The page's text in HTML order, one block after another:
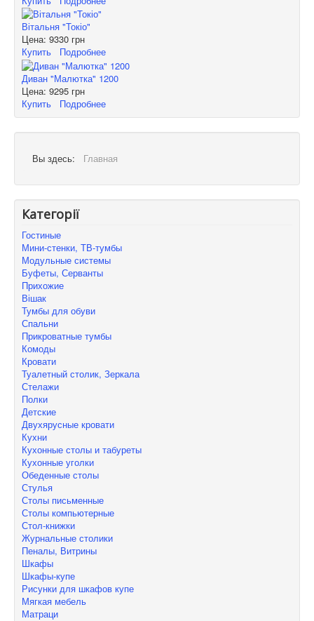
Вітальня "Токіо"
Цена: 9330 грн
Купить
Подробнее
Диван "Малютка" 1200
Цена: 9295 грн
Купить
Подробнее
Вы здесь: Главная
Категорії
Гостиные
Мини-стенки, ТВ-тумбы
Модульные системы
Буфеты, Серванты
Прихожие
Вішак
Тумбы для обуви
Спальни
Прикроватные тумбы
Комоды
Кровати
Туалетный столик, Зеркала
Стелажи
Полки
Детские
Двухярусные кровати
Кухни
Кухонные столы и табуреты
Кухонные уголки
Обеденные столы
Стулья
Столы письменные
Столы компьютерные
Стол-книжки
Журнальные столики
Пеналы, Витрины
Шкафы
Шкафы-купе
Рисунки для шкафов купе
Мягкая мебель
Матраци